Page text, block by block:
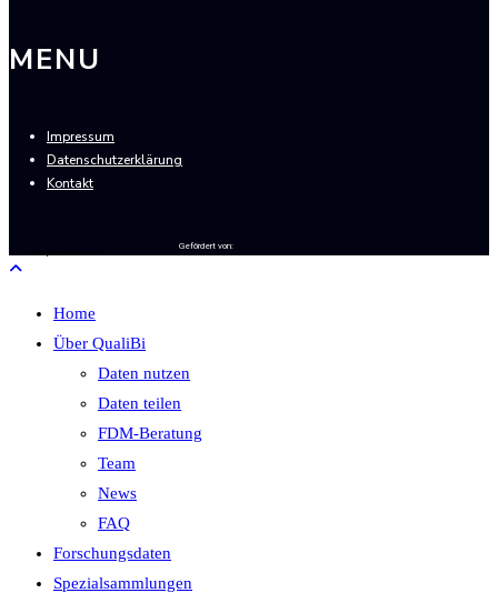
MENU
Impressum
Datenschutzerklärung
Kontakt
Gefördert von:
Home
Über QualiBi
Daten nutzen
Daten teilen
FDM-Beratung
Team
News
FAQ
Forschungsdaten
Spezialsammlungen